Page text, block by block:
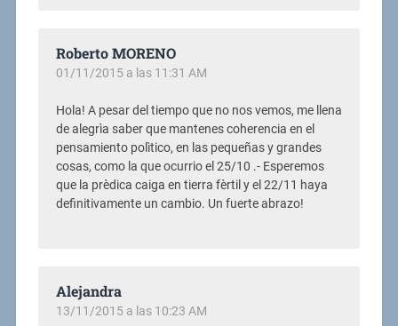
Roberto MORENO
01/11/2015 a las 11:31 AM
Hola! A pesar del tiempo que no nos vemos, me llena
de alegrìa saber que mantenes coherencia en el
pensamiento polìtico, en las pequeñas y grandes
cosas, como la que ocurrio el 25/10 .- Esperemos
que la prèdica caiga en tierra fèrtil y el 22/11 haya
definitivamente un cambio. Un fuerte abrazo!
Alejandra
13/11/2015 a las 10:23 AM